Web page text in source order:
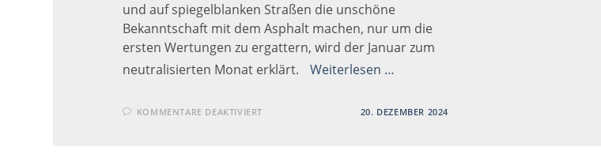
und auf spiegelblanken Straßen die unschöne
Bekanntschaft mit dem Asphalt machen, nur um die
ersten Wertungen zu ergattern, wird der Januar zum
neutralisierten Monat erklärt.
Weiterlesen …
KOMMENTARE DEAKTIVIERT 20. DEZEMBER 2024